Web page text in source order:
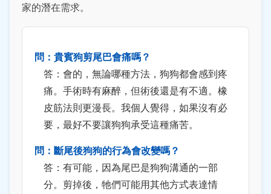
家的潛在需求。
問：貴賓狗剪尾巴會痛嗎？
答：會的，無論哪種方法，狗狗都會感到疼
痛。手術時有麻醉，但術後還是有不適。橡
皮筋法則更漫長。我個人覺得，如果沒有必
要，最好不要讓狗狗承受這種痛苦。
問：斷尾後狗狗的行為會改變嗎？
答：有可能，因為尾巴是狗狗溝通的一部
分。剪掉後，牠們可能用其他方式表達情